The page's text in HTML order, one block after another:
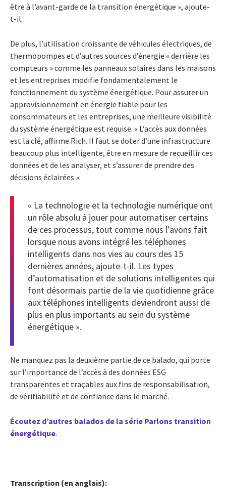
être à l’avant-garde de la transition énergétique », ajoute-
t-il.
De plus, l’utilisation croissante de véhicules électriques, de
thermopompes et d’autres sources d’énergie « derrière les
compteurs » comme les panneaux solaires dans les maisons
et les entreprises modifie fondamentalement le
fonctionnement du système énergétique. Pour assurer un
approvisionnement en énergie fiable pour les
consommateurs et les entreprises, une meilleure visibilité
du système énergétique est requise. « L’accès aux données
est la clé, affirme Rich. Il faut se doter d’une infrastructure
beaucoup plus intelligente, être en mesure de recueillir ces
données et de les analyser, et s’assurer de prendre des
décisions éclairées ».
« La technologie et la technologie numérique ont
un rôle absolu à jouer pour automatiser certains
de ces processus, tout comme nous l’avons fait
lorsque nous avons intégré les téléphones
intelligents dans nos vies au cours des 15
dernières années, ajoute-t-il. Les types
d’automatisation et de solutions intelligentes qui
font désormais partie de la vie quotidienne grâce
aux téléphones intelligents deviendront aussi de
plus en plus importants au sein du système
énergétique ».
Ne manquez pas la deuxième partie de ce balado, qui porte
sur l’importance de l’accès à des données ESG
transparentes et traçables aux fins de responsabilisation,
de vérifiabilité et de confiance dans le marché.
Écoutez d’autres balados de la série Parlons transition
énergétique.
Transcription (en anglais):